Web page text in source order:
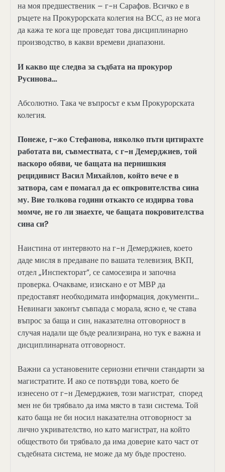
на моя предшественик – г-н Сарафов. Всичко е в
ръцете на Прокурорската колегия на ВСС, аз не мога
да кажа те кога ще проведат това дисциплинарно
производство, в какви времеви диапазони.
И какво ще следва за съдбата на прокурор
Русинова…
Абсолютно. Така че въпросът е към Прокурорската
колегия.
Понеже, г-жо Стефанова, няколко пъти цитирахте
работата ви, съвместната, с г-н Демерджиев, той
наскоро обяви, че бащата на пернишкия
рецидивист Васил Михайлов, който вече е в
затвора, сам е помагал да ес опкровителства сина
му. Вие толкова години откакто се издирва това
момче, не го ли знаехте, че бащата покровителства
сина си?
Наистина от интервюто на г-н Демерджиев, което
даде мисля в предаване по вашата телевизия, ВКП,
отдел „Инспекторат“, се самосезира и започна
проверка. Очакваме, изискано е от МВР да
предоставят необходимата информация, документи…
Невинаги законът съвпада с морала, ясно е, че става
въпрос за баща и син, наказателна отговорност в
случая надали ще бъде реализирана, но тук е важна и
дисциплинарната отговорност.
Важни са установените сериозни етични стандарти за
магистратите. И ако се потвърди това, което бе
изнесено от г-н Демерджиев, този магистрат, според
мен не би трябвало да има място в тази система. Той
като баща не би носил наказателна отговорност за
лично укривателство, но като магистрат, на който
обществото би трябвало да има доверие като част от
съдебната система, не може да му бъде простено.